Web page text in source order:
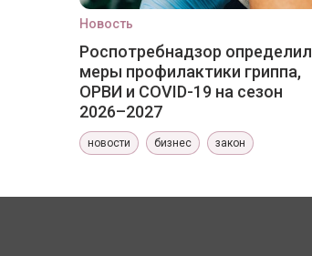
Новость
Роспотребнадзор определил
меры профилактики гриппа,
ОРВИ и COVID-19 на сезон
2026–2027
новости бизнес закон